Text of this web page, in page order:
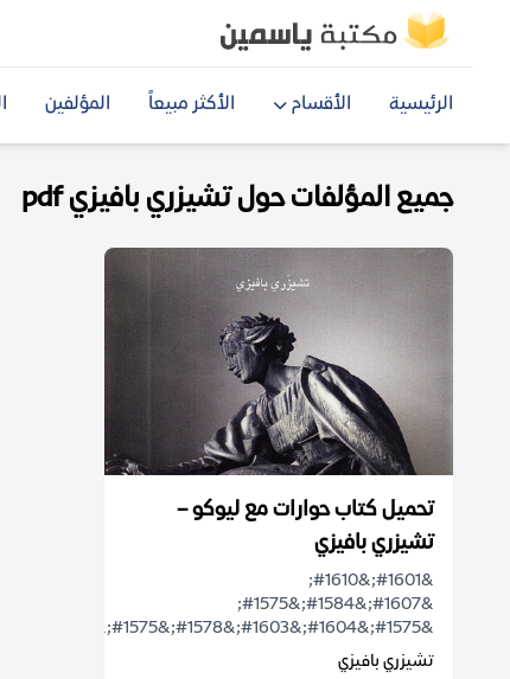
الرئيسية الأقسام الأكثر مبيعاً المؤلفين
جميع المؤلفات حول تشيزري بافيزي pdf
تحميل كتاب حوارات مع ليوكو –
تشيزري بافيزي
&#1601;&#1610;
&#1607;&#1584;&#1575;
&#1575;&#1604;&#1603;&#1578;&#1575;&#1576;...
تشيزري بافيزي